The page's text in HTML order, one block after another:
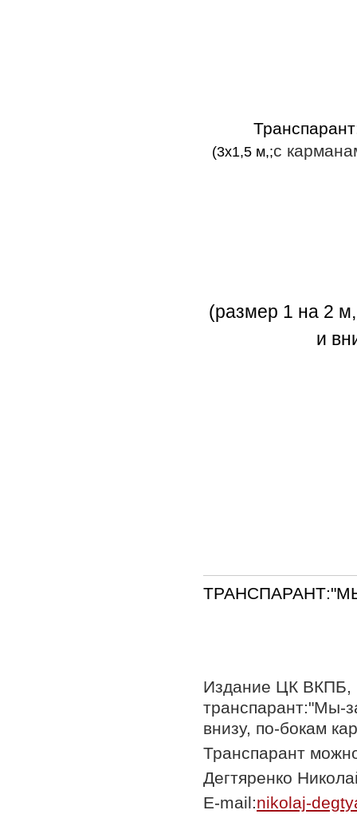
(3х1,5 м,;с
(размер 1 на 2
и
Издание ЦК ВКПБ,
транспарант:"Мы-
внизу, по-бокам
Транспарант
Дегтяренко
E-mail:nikolaj-